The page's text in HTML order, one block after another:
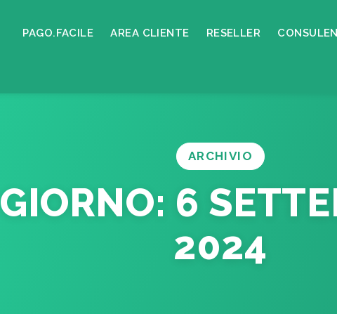
PAGO.FACILE AREA CLIENTE RESELLER
ARCHIVIO
GIORNO: 6
2024